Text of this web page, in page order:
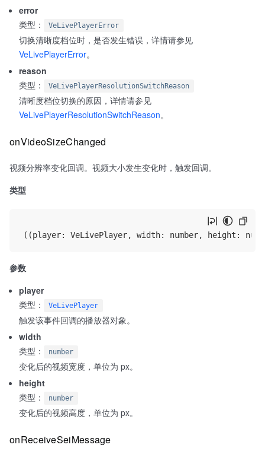
error
类型：
VeLivePlayerError
切换清晰度档位时，是否发生错误，详情请参见
VeLivePlayerError。
reason
类型：
VeLivePlayerResolutionSwitchReason
清晰度档位切换的原因，详情请参见
VeLivePlayerResolutionSwitchReason。
onVideoSizeChanged
视频分辨率变化回调。视频大小发生变化时，触发回调。
类型
参数
player
类型：
VeLivePlayer
触发该事件回调的播放器对象。
width
类型：
number
变化后的视频宽度，单位为 px。
height
类型：
number
变化后的视频高度，单位为 px。
onReceiveSeiMessage